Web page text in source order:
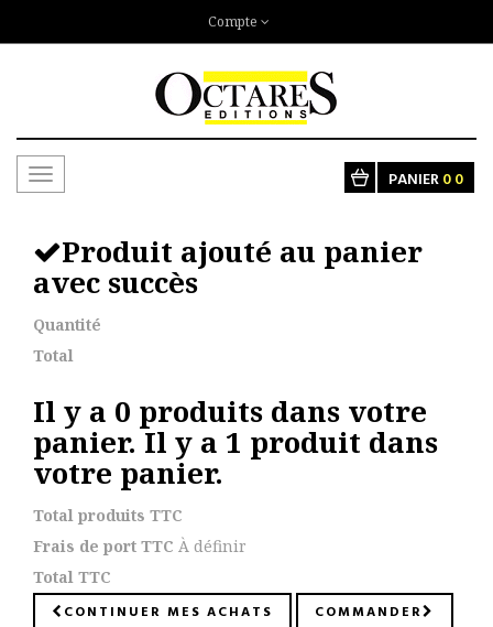
Compte
Toggle
PANIER00
Produit ajouté au panier
avec succès
Quantité
Total
Il y a 0 produits dans votre
panier.Il y a 1 produit dans
votre panier.
Total produits TTC
Frais de port TTC À définir
Total TTC
CONTINUER MES ACHATS COMMANDER